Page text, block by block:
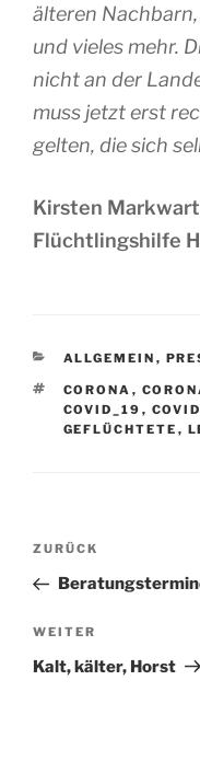
älteren
und vieles mehr.
nicht an der
muss jetzt erst
gelten, die sich
Kirsten
Flüchtlingshilfe
KATEGORIEN
ALLGEMEIN ,
SCHLAGWÖRTER
CORONA ,
COVID_19 ,
GEFLÜCHTETE ,
Vorheriger
Beitrag
ZURÜCK
Nächster
Beitrag
WEITER
Kalt, kälter, Horst